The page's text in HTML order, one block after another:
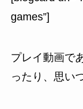
games”]
プレイ動画で
ったり、思い